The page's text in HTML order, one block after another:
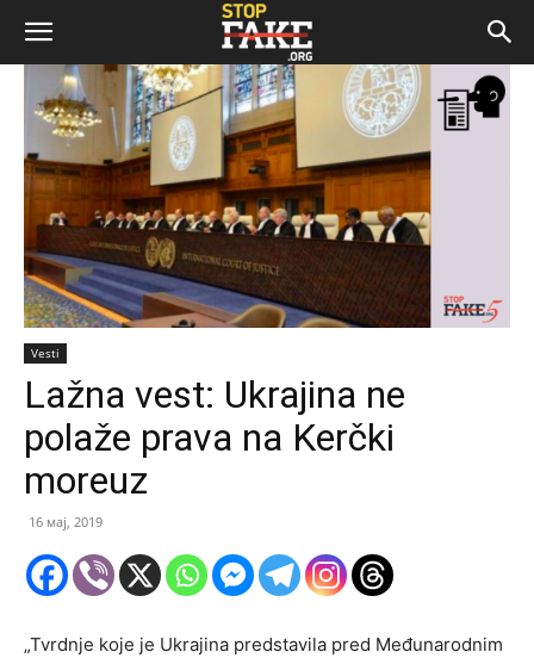
Vesti
Lažna vest: Ukrajina ne
polaže prava na Kerčki
moreuz
16 мај, 2019
„Tvrdnje koje je Ukrajina predstavila pred Međunarodnim